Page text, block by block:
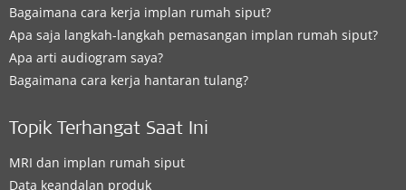
Bagaimana cara kerja implan rumah siput?
Apa saja langkah-langkah pemasangan implan rumah siput?
Apa arti audiogram saya?
Bagaimana cara kerja hantaran tulang?
Topik Terhangat Saat Ini
MRI dan implan rumah siput
Data keandalan produk